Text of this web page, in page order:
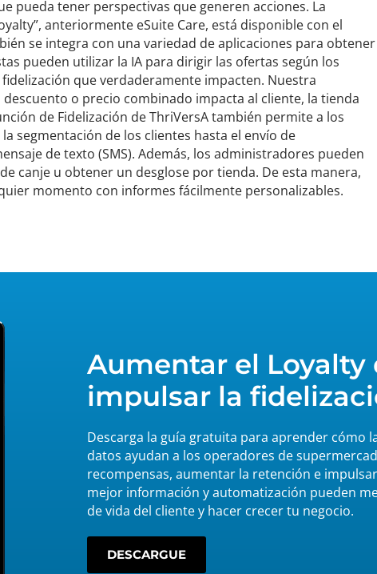
pueda tener perspectivas que generen acciones. La
anteriormente eSuite Care, está disponible con el
se integra con una variedad de aplicaciones para obtener
pueden utilizar la IA para dirigir las ofertas según los
que verdaderamente impacten. Nuestra
o precio combinado impacta al cliente, la tienda
de Fidelización de ThriVersA también permite a los
segmentación de los clientes hasta el envío de
de texto (SMS). Además, los administradores pueden
canje u obtener un desglose por tienda. De esta manera,
momento con informes fácilmente personalizables.
Aumentar el Loyalty
impulsar la
Descarga la guía gratuita para aprender cómo
datos ayudan a los operadores de
recompensas, aumentar la retención e
mejor información y automatización pueden
de vida del cliente y hacer crecer tu negocio.
DESCARGUE